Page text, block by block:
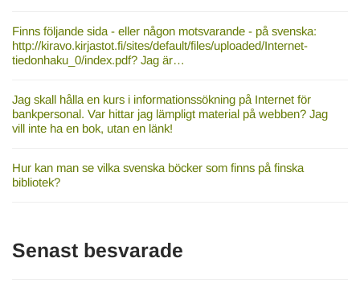
Finns följande sida - eller någon motsvarande - på svenska:
http://kiravo.kirjastot.fi/sites/default/files/uploaded/Internet-
tiedonhaku_0/index.pdf? Jag är…
Jag skall hålla en kurs i informationssökning på Internet för
bankpersonal. Var hittar jag lämpligt material på webben? Jag
vill inte ha en bok, utan en länk!
Hur kan man se vilka svenska böcker som finns på finska
bibliotek?
Senast besvarade